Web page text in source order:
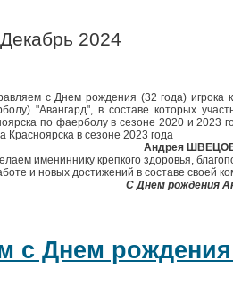
2024
с Днем рождения (32 года) игрока
"Авангард", в составе которых
по фаерболу в сезоне 2020 и 2023
Красноярска в сезоне 2023 года
Андрея
имениннику крепкого здоровья,
и новых достижений в составе своей
С Днем рождения
с Днем